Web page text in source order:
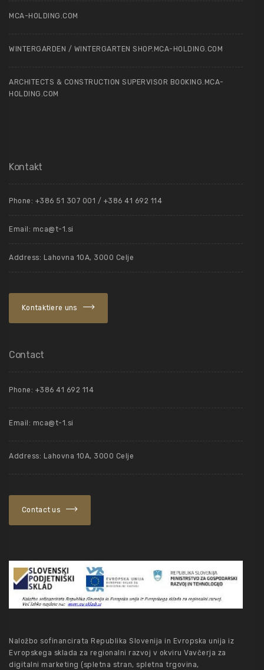
MCA-HOLDING.COM
WINTERGARDEN / WINTERGARTEN SHOP.MCA-HOLDING.COM
ARCHITECTS & CONSTRUCTION SUPERVISOR BOOKING.MCA-
HOLDING.COM
Kontakt
Phone: +386 51 307 001 / +386 41 692 114
Email: mca@t-1.si
Address: Lahovna 10A, 3000 Celje
Kontaktiere uns
Contact
Phone: +386 41 692 114
Email: mca@t-1.si
Address: Lahovna 10A, 3000 Celje
Contact us
Naložbo sofinancirata Republika Slovenija in Evropska unija iz
Evropskega sklada za regionalni razvoj v okviru Vavčerja za
digitalni marketing (spletna stran, spletna trgovina,